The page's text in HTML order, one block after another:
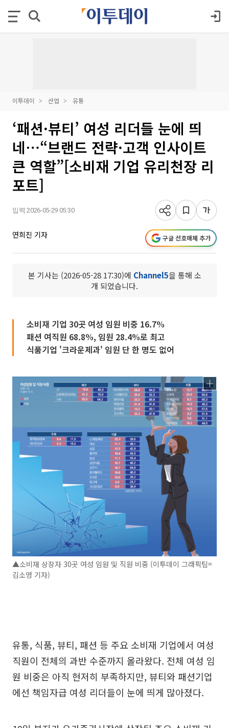
이투데이 산업 유통
‘패션·뷰티’ 여성 리더들 눈에 띄
네⋯“브랜드 전략·고객 인사이트
큰 역할”[소비재 기업 유리천장 리
포트]
입력 2026-05-29 05:30
연희진 기자 구글 선호매체 추가
본 기사는 (2026-05-28 17:30)에 Channel5을 통해 소
개 되었습니다.
소비재 기업 30곳 여성 임원 비중 16.7%
패션 여직원 68.8%, 임원 28.4%로 최고
식품기업 '크라운제과' 임원 단 한 명도 없어
▲소비재 상장자 30곳 여성 임원 및 직원 비중 (이투데이 그래픽팀=
김소영 기자)
유통, 식품, 뷰티, 패션 등 주요 소비재 기업에서 여성
직원이 전체의 과반 수준까지 올라왔다. 전체 여성 임
원 비중은 아직 현저히 부족하지만, 뷰티와 패션기업
에선 책임자급 여성 리더들이 눈에 띄게 많아졌다.